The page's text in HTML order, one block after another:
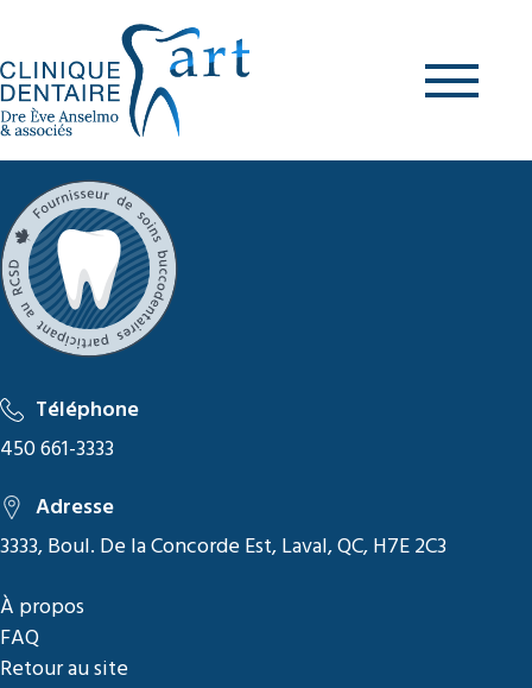
contenu
Téléphone
450 661-3333
Adresse
3333, Boul. De la Concorde Est, Laval, QC, H7E 2C3
À propos
FAQ
Retour au site